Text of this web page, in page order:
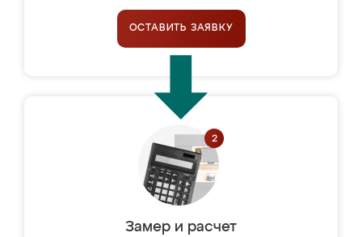
ОСТАВИТЬ ЗАЯВКУ
Замер и расчет